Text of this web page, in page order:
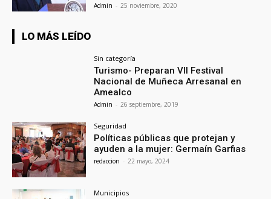
Admin - 25 noviembre, 2020
LO MÁS LEÍDO
Sin categoría
Turismo- Preparan VII Festival
Nacional de Muñeca Arresanal en
Amealco
Admin - 26 septiembre, 2019
Seguridad
Políticas públicas que protejan y
ayuden a la mujer: Germaín Garfias
redaccion - 22 mayo, 2024
Municipios